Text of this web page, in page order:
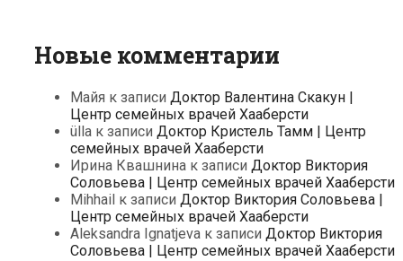
Новые комментарии
Майя к записи Доктор Валентина Скакун |
Центр семейных врачей Хааберсти
ülla к записи Доктор Кристель Тамм | Центр
семейных врачей Хааберсти
Ирина Квашнина к записи Доктор Виктория
Соловьева | Центр семейных врачей Хааберсти
Mihhail к записи Доктор Виктория Соловьева |
Центр семейных врачей Хааберсти
Aleksandra Ignatjeva к записи Доктор Виктория
Соловьева | Центр семейных врачей Хааберсти